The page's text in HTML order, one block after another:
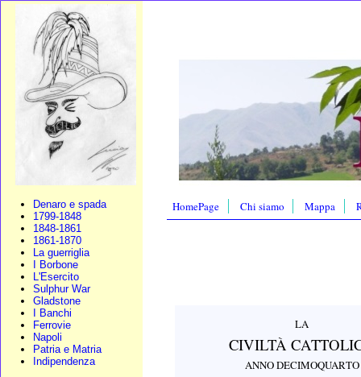
Denaro e spada
1799-1848
1848-1861
1861-1870
La guerriglia
I Borbone
L'Esercito
Sulphur War
Gladstone
I Banchi
Ferrovie
Napoli
Patria e Matria
Indipendenza
HomePage Chi siamo Mappa
LA
CIVILTÀ
ANNO DECIMOQUARTO